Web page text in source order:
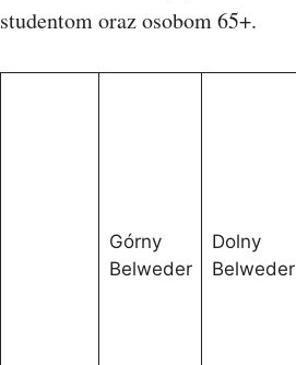
studentom oraz osobom 65+.
Górny
Belweder
Dolny
Belweder